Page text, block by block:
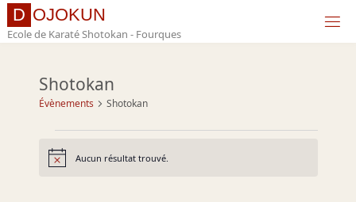
Skip
to
D OJOKUN
Ecole de Karaté Shotokan - Fourques
Shotokan
Évènements Shotokan
Évènements
Notice Aucun résultat trouvé.